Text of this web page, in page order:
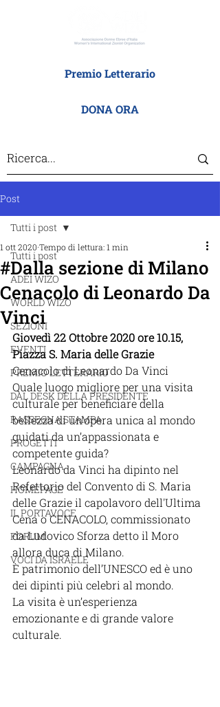
Premio Letterario
DONA ORA
Post
Tutti i post
ADEI WIZO
WORLD WIZO
SEZIONI
EVENTI
PREMIO LETTERARIO
DAL DESK DELLA PRESIDENTE
RASSEGNA STAMPA
PROGETTI
CAMPAGNA
HOMEPAGE
IL PORTAVOCE
FORUM
VOCI DA ISRAELE
Tutti i post
#Dalla sezione di Milano
Cenacolo di Leonardo Da
Vinci
1 ott 2020 Tempo di lettura: 1 min
Giovedì 22 Ottobre 2020 ore 10.15,
Piazza S. Maria delle Grazie
Cenacolo di Leonardo Da Vinci
Quale luogo migliore per una visita
culturale per beneficiare della
bellezza di un’opera unica al mondo
guidati da un’appassionata e
competente guida?
Leonardo da Vinci ha dipinto nel
Refettorio del Convento di S. Maria
delle Grazie il capolavoro dell'Ultima
Cena o CENACOLO, commissionato
da Ludovico Sforza detto il Moro
allora duca di Milano.
È patrimonio dell’UNESCO ed è uno
dei dipinti più celebri al mondo.
La visita è un’esperienza
emozionante e di grande valore
culturale.